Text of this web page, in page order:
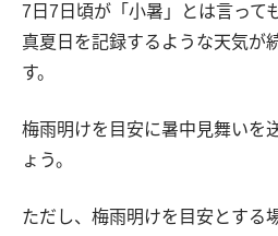
7日7日頃が「小暑」とは言って
真夏日を記録するような天気が
す。
梅雨明けを目安に暑中見舞いを
ょう。
ただし、梅雨明けを目安とする